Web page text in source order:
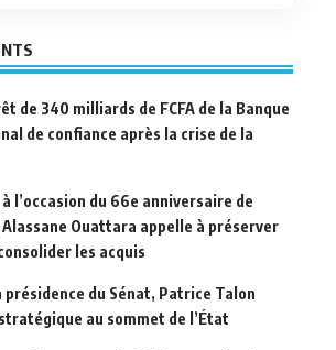
de 340 milliards de FCFA de la Banque
de confiance après la crise de la
à l’occasion du 66e anniversaire de
Alassane Ouattara appelle à préserver
les acquis
présidence du Sénat, Patrice Talon
au sommet de l’État